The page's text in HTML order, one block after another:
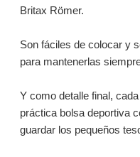
Britax Römer.
Son fáciles de colocar y
para mantenerlas
Y como detalle final,
práctica bolsa deportiva
guardar los pequeños